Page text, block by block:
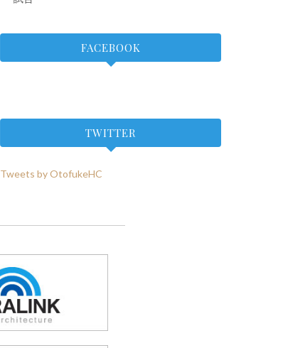
FACEBOOK
TWITTER
Tweets by OtofukeHC